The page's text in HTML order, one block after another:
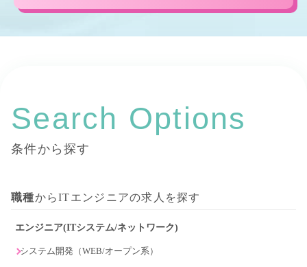
Search Options
条件から探す
職種からITエンジニアの求人を探す
エンジニア(ITシステム/ネットワーク)
システム開発（WEB/オープン系）